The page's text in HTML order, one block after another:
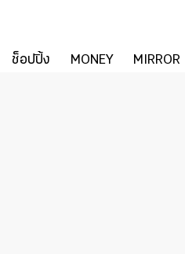
ช็อปปิ้ง MONEY MIRROR